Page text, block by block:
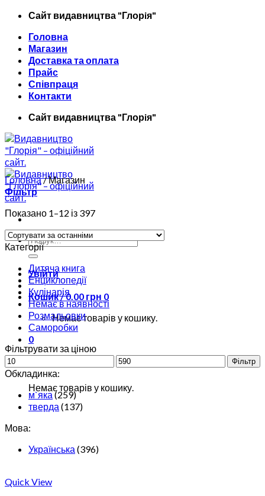
Skip
content
Сайт видавництва "Глорiя"
Головна
Магазин
Доставка та оплата
Прайс
Співпраця
Контакти
Сайт видавництва "Глорiя"
Шукати:
Увійти
Кошик /0.00 грн 0
Немає товарів у кошику.
0
Немає товарів у кошику.
Головна/Магазин
Фільтр
Показано 1–12 із 397
Категорії
Дитяча книга
Енциклопедії
Кулінарія
Немає в наявності
Розмальовки
Саморобки
Фільтрувати за ціною
Фільтр
Обкладинка:
м`яка(259)
тверда (137)
Мова:
Українська (396)
Quick View